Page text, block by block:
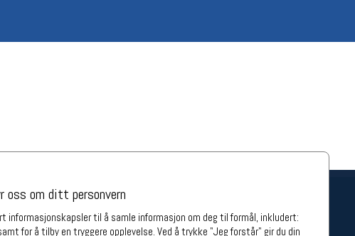
oss om ditt personvern
informasjonskapsler til å samle informasjon om deg til formål, inkludert:
for å tilby en tryggere opplevelse. Ved å trykke "Jeg forstår" gir du din